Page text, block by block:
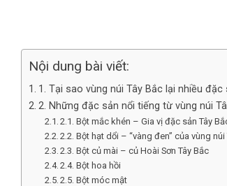
Nội dung bài viết:
1. Tại sao vùng núi Tây Bắc lại nhiều đặc
2. Những đặc sản nổi tiếng từ vùng núi
2.1. Bột mắc khén – Gia vị đặc sản Tây
2.2. Bột hạt dổi – “vàng đen” của vùng núi
2.3. Bột củ mài – củ Hoài Sơn Tây Bắc
2.4. Bột hoa hồi
2.5. Bột móc mật